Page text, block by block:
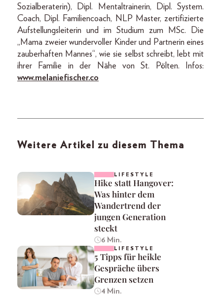
Sozialberaterin), Dipl. Mentaltrainerin, Dipl. System.
Coach, Dipl. Familiencoach, NLP Master, zertifizierte
Aufstellungsleiterin und im Studium zum MSc. Die
„Mama zweier wundervoller Kinder und Partnerin eines
zauberhaften Mannes“, wie sie selbst schreibt, lebt mit
ihrer Familie in der Nähe von St. Pölten. Infos:
www.melaniefischer.co
Weitere Artikel zu diesem Thema
LIFESTYLE
Hike statt Hangover:
Was hinter dem
Wandertrend der
jungen Generation
steckt
6 Min.
LIFESTYLE
5 Tipps für heikle
Gespräche übers
Grenzen setzen
4 Min.